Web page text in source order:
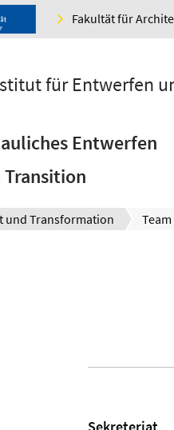
Fakultät für
für Entwerfen
Entwerfen
Transition
und Transformation Team